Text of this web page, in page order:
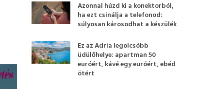
Azonnal húzd ki a konektorból,
ha ezt csinálja a telefonod:
súlyosan károsodhat a készülék
Ez az Adria legolcsóbb
üdülőhelye: apartman 50
euróért, kávé egy euróért, ebéd
ötért